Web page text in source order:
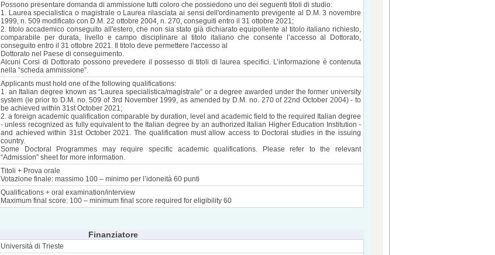
Possono presentare domanda di ammissione tutti coloro che possiedono uno dei seguenti titoli di studio:
1. Laurea specialistica o magistrale o Laurea rilasciata ai sensi dell'ordinamento previgente al D.M. 3 novembre
1999, n. 509 modificato con D.M. 22 ottobre 2004, n. 270, conseguiti entro il 31 ottobre 2021;
2. titolo accademico conseguito all'estero, che non sia stato già dichiarato equipollente al titolo italiano richiesto,
comparabile per durata, livello e campo disciplinare al titolo italiano che consente l’accesso al Dottorato,
conseguito entro il 31 ottobre 2021. Il titolo deve permettere l'accesso al
Dottorato nel Paese di conseguimento.
Alcuni Corsi di Dottorato possono prevedere il possesso di titoli di laurea specifici. L’informazione è contenuta
nella “scheda ammissione”.
Applicants must hold one of the following qualifications:
1. an Italian degree known as “Laurea specialistica/magistrale” or a degree awarded under the former university
system (ie prior to D.M. no. 509 of 3rd November 1999, as amended by D.M. no. 270 of 22nd October 2004) - to
be achieved within 31st October 2021;
2. a foreign academic qualification comparable by duration, level and academic field to the required Italian degree
- unless recognized as fully equivalent to the Italian degree by an authorized Italian Higher Education Institution -
and achieved within 31st October 2021. The qualification must allow access to Doctoral studies in the issuing
country.
Some Doctoral Programmes may require specific academic qualifications. Please refer to the relevant
“Admission” sheet for more information.
Titoli + Prova orale
Votazione finale: massimo 100 – minimo per l’idoneità 60 punti
Qualifications + oral examination/interview
Maximum final score: 100 – minimum final score required for eligibility 60
Finanziatore
Università di Trieste